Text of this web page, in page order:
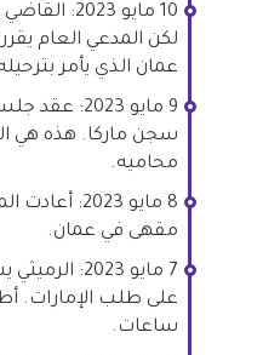
10 مايو
لكن المدعي العام
عمان الذي يأمر
9 مايو
سجن ماركا. هذه هي
محاميه.
8 مايو 2023:
مقهى في عمان.
7 مايو 2023:
على طلب الإمارات.
ساعات.